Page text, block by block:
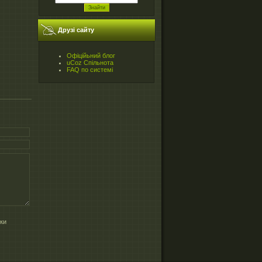
Друзі сайту
Офіційьний блог
uCoz Спільнота
FAQ по системі